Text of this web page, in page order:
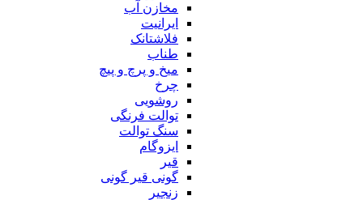
مخازن آب
ایرانیت
فلاشتانک
طناب
میخ و پرچ و پیچ
چرخ
روشویی
توالت فرنگی
سنگ توالت
ایزوگام
قیر
گونی قیر گونی
زنجیر